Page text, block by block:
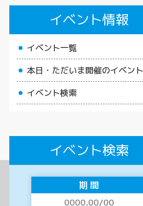
イベント情報
イベント一覧
本日・ただいま開催のイベント
イベント検索
イベント検索
期 間